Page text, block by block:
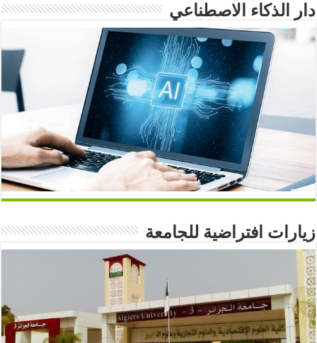
دار الذكاء الاصطناعي
زيارات افتراضية للجامعة